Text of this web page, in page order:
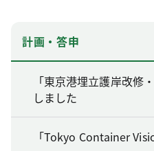
計画・答申
「東京港埋立護岸改修
しました
「Tokyo Container